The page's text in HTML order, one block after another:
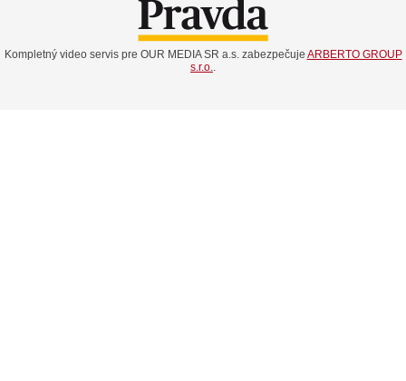
Kompletný video servis pre OUR MEDIA SR a.s. zabezpečuje ARBERTO GROUP
s.r.o.